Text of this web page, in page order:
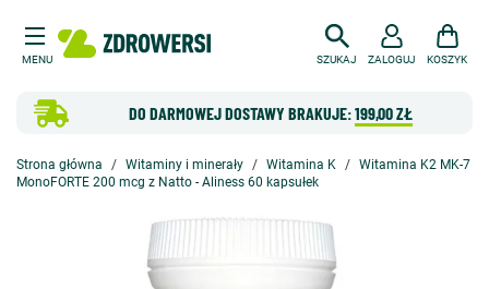
MENU SZUKAJ
DO DARMOWEJ DOSTAWY BRAKUJE:199,00 ZŁ
ZALOGUJ KOSZYK
Strona główna Witaminy i minerały Witamina K
Witamina K2 MK-7
MonoFORTE 200 mcg z Natto - Aliness 60 kapsułek